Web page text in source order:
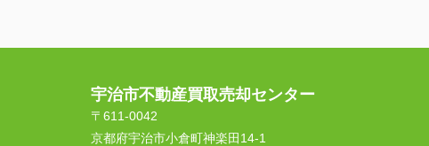
宇治市不動産買取売却センター
〒611-0042
京都府宇治市小倉町神楽田14-1